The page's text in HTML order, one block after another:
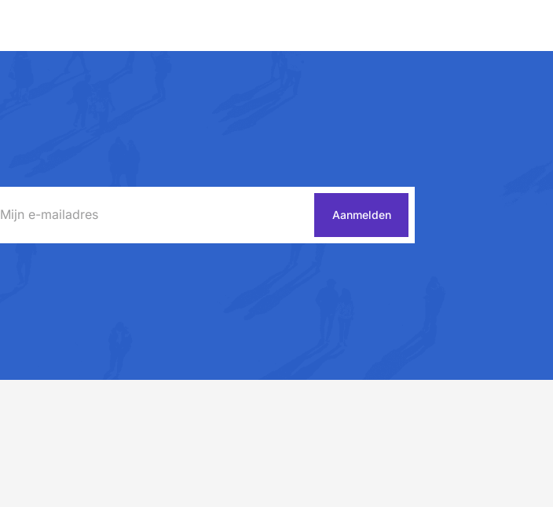
Aanmelden